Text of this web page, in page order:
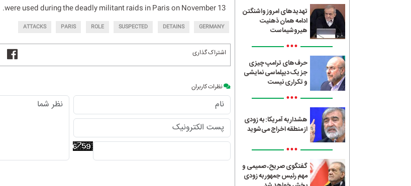
تهدیدهای امروز واشنگتن
ادامه همان ذهنیت
هیروشیماست
•••
حرف‌های ترامپ چیزی
جز یک دیپلماسی نمایشی
و تکراری نیست
•••
هشدار به آمریکا: به زودی
از منطقه اخراج می‌شوید
•••
گفتگوی صریح، صمیمی و
مهم رئیس جمهور به زودی
were used during the deadly militant raids in Paris on November 13.
GERMANY
DETAINS
SUSPECTED
ROLE
PARIS
ATTACKS
اشتراک گذاری
نظرات کاربران